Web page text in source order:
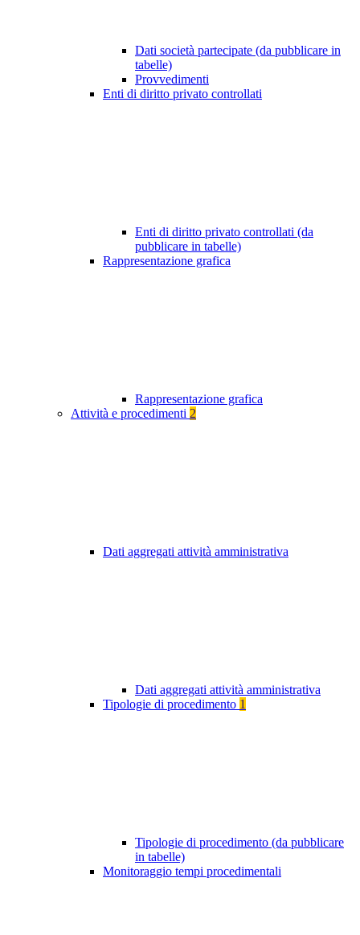
Dati società partecipate (da pubblicare in
tabelle)
Provvedimenti
Enti di diritto privato controllati
Enti di diritto privato controllati (da
pubblicare in tabelle)
Rappresentazione grafica
Rappresentazione grafica
Attività e procedimenti 2
Dati aggregati attività amministrativa
Dati aggregati attività amministrativa
Tipologie di procedimento 1
Tipologie di procedimento (da pubblicare
in tabelle)
Monitoraggio tempi procedimentali